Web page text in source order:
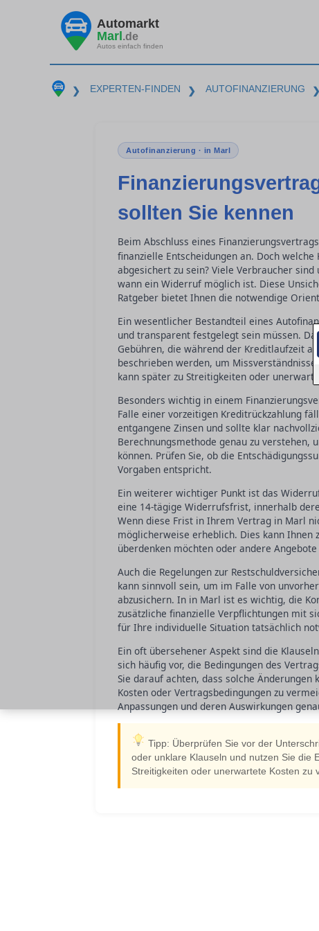
Automarkt
Marl.de
Autos einfach finden
❯ EXPERTEN-FINDEN ❯ AUTOFINANZIERUNG ❯
Autofinanzierung · in Marl
sollten Sie kennen
Beim Abschluss eines
finanzielle Entscheidungen an. Doch
abgesichert zu sein? Viele Verbraucher
wann ein Widerruf möglich ist. Diese
Ratgeber bietet Ihnen die notwendige
Ein wesentlicher Bestandteil eines
und transparent festgelegt sein müssen.
Gebühren, die während der Kreditlaufzeit
beschrieben werden, um
kann später zu Streitigkeiten oder
Besonders wichtig in einem
Falle einer vorzeitigen Kreditrückzahlung
entgangene Zinsen und sollte klar
Berechnungsmethode genau zu verstehen,
können. Prüfen Sie, ob die
Vorgaben entspricht.
Ein weiterer wichtiger Punkt ist das
eine 14-tägige Widerrufsfrist, innerhalb
Wenn diese Frist in Ihrem Vertrag in Marl
möglicherweise erheblich. Dies kann Ihnen
überdenken möchten oder andere
Auch die Regelungen zur
kann sinnvoll sein, um im Falle von
abzusichern. In in Marl ist es wichtig, die
zusätzliche finanzielle Verpflichtungen mit
für Ihre individuelle Situation tatsächlich
Ein oft übersehener Aspekt sind die
sich häufig vor, die Bedingungen des
Sie darauf achten, dass solche
Kosten oder Vertragsbedingungen zu
Anpassungen und deren Auswirkungen
Tipp: Überprüfen Sie vor der
oder unklare Klauseln und nutzen Sie die
Streitigkeiten oder unerwartete Kosten zu